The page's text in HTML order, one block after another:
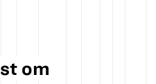
om